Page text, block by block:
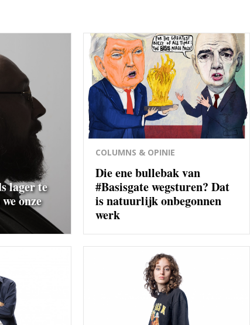
lager te
onze
COLUMNS & OPINIE
Die ene bullebak van
#Basisgate wegsturen? Dat
is natuurlijk onbegonnen
werk